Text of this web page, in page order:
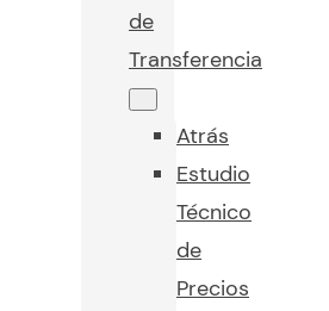
de
Transferencia
Atrás
Estudio
Técnico
de
Precios